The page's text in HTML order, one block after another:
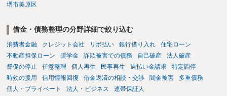
堺市美原区
借金・債務整理の分野詳細で絞り込む
消費者金融 クレジット会社 リボ払い 銀行借り入れ
住宅ローン
不動産担保ローン
奨学金 詐欺被害での債務 自己破産
法人破産
督促の停止
任意整理 個人再生 民事再生 過払い金請求
特定調停
時効の援用
信用情報回復 借金返済の相談・交渉 闇金被害
多重債務
個人・プライベート
法人・ビジネス 連帯保証人